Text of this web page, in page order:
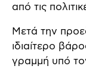
από τις
Μετά την
ιδιαίτερο
γραμμή υπό